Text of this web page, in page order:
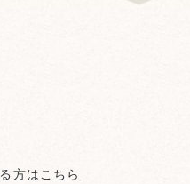
方はこちら